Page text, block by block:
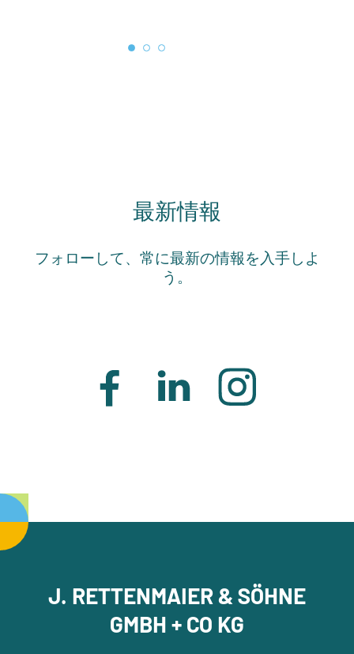
最新情報
フォローして、常に最新の情報を入手しよ
う。
J. RETTENMAIER & SÖHNE
GMBH + CO KG